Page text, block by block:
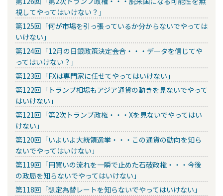
視してやってはいけない？」
第125回「何が市場を引っ張っているか分からないでやっては
いけない」
第124回「12月の日銀政策決定会合・・・データを信じてや
ってはいけない？」
第123回「FXは専門家に任せてやってはいけない」
第122回「トランプ相場もアジア通貨の動きを見ないでやって
はいけない」
第121回「第2次トランプ政権・・・Xを見ないでやってはい
けない」
第120回「いよいよ大統領選挙・・・この通貨の動向を知ら
ないでやってはいけない」
第119回「円買いの流れを一瞬で止めた石破政権・・・今後
の政局を知らないでやってはいけない」
第118回「想定為替レートを知らないでやってはいけない」